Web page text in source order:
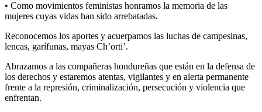
• Como movimientos feministas honramos la memoria de las
mujeres cuyas vidas han sido arrebatadas.
Reconocemos los aportes y acuerpamos las luchas de campesinas,
lencas, garífunas, mayas Ch’orti’.
Abrazamos a las compañeras hondureñas que están en la defensa de
los derechos y estaremos atentas, vigilantes y en alerta permanente
frente a la represión, criminalización, persecución y violencia que
enfrentan.